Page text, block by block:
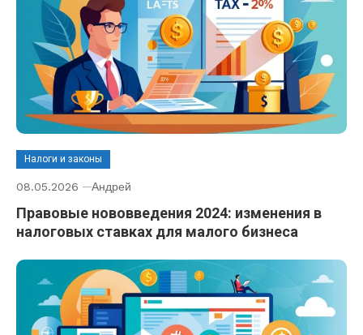
Налоги и законы
08.05.2026 Андрей
Правовые нововведения 2024: изменения в
налоговых ставках для малого бизнеса